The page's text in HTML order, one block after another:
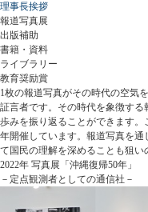
理事長挨拶
報道写真展
出版補助
書籍・資料
ライブラリー
教育奨励賞
1枚の報道写真がその時代の空気
証言者です。その時代を象徴す
歩みを振り返ることができます
年開催しています。報道写真を
て国民の理解を深めることも狙い
2022年 写真展「沖縄復帰50年」
－定点観測者としての通信社－